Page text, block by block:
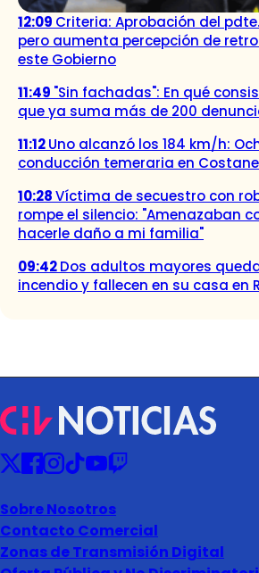
12:09 Criteria: Aprobación del
pero aumenta percepción de
este Gobierno
11:49 "Sin fachadas": En qué
que ya suma más de 200
11:12Uno alcanzó los 184 km/h:
conducción temeraria en
10:28Víctima de secuestro con
rompe el silencio: "Amenazaban
hacerle daño a mi familia"
09:42Dos adultos mayores
incendio y fallecen en su casa en
Sobre Nosotros
Contacto Comercial
Zonas de Transmisión Digital